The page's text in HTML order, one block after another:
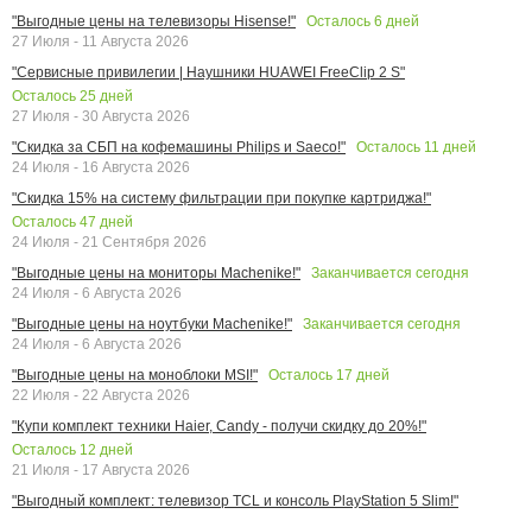
"Выгодные цены на телевизоры Hisense!"
Осталось 6 дней
27 Июля - 11 Августа 2026
"Сервисные привилегии | Наушники HUAWEI FreeClip 2 S"
Осталось 25 дней
27 Июля - 30 Августа 2026
"Скидка за СБП на кофемашины Philips и Saeco!"
Осталось 11 дней
24 Июля - 16 Августа 2026
"Скидка 15% на систему фильтрации при покупке картриджа!"
Осталось 47 дней
24 Июля - 21 Сентября 2026
"Выгодные цены на мониторы Machenike!"
Заканчивается сегодня
24 Июля - 6 Августа 2026
"Выгодные цены на ноутбуки Machenike!"
Заканчивается сегодня
24 Июля - 6 Августа 2026
"Выгодные цены на моноблоки MSI!"
Осталось 17 дней
22 Июля - 22 Августа 2026
"Купи комплект техники Haier, Candy - получи скидку до 20%!"
Осталось 12 дней
21 Июля - 17 Августа 2026
"Выгодный комплект: телевизор TCL и консоль PlayStation 5 Slim!"